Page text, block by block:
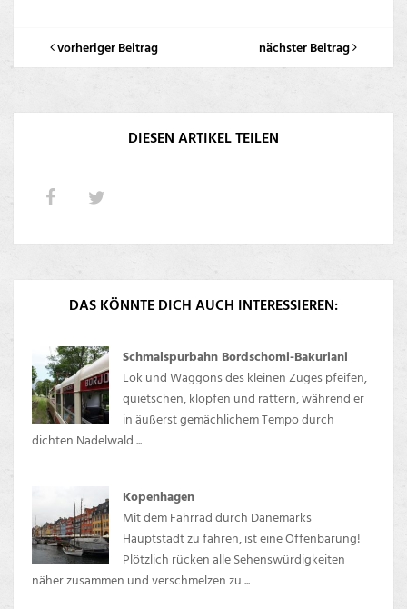
vorheriger Beitrag nächster Beitrag
DIESEN ARTIKEL TEILEN
DAS KÖNNTE DICH AUCH INTERESSIEREN:
Schmalspurbahn Bordschomi-Bakuriani
Lok und Waggons des kleinen Zuges pfeifen,
quietschen, klopfen und rattern, während er
in äußerst gemächlichem Tempo durch
dichten Nadelwald ...
Kopenhagen
Mit dem Fahrrad durch Dänemarks
Hauptstadt zu fahren, ist eine Offenbarung!
Plötzlich rücken alle Sehenswürdigkeiten
näher zusammen und verschmelzen zu ...